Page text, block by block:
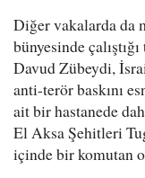
Diğer vakalarda da
bünyesinde
Davud Zübeydi,
anti-terör baskını
ait bir hastanede
El Aksa Şehitleri
içinde bir komutan